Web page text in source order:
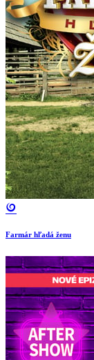
Farmár hľadá ženu